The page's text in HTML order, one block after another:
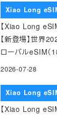
Xiao Long
【Xiao Long
【新登場】世界
ローバルeSIM（
2026-07-28
Xiao Long
【Xiao Long